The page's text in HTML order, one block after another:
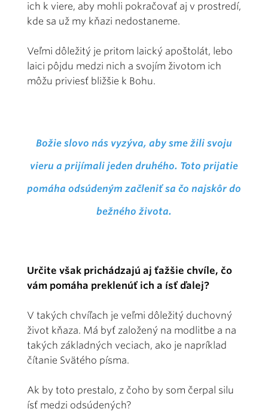
ich k viere, aby mohli pokračovať aj v prostredí,
kde sa už my kňazi nedostaneme.
Veľmi dôležitý je pritom laický apoštolát, lebo
laici pôjdu medzi nich a svojím životom ich
môžu priviesť bližšie k Bohu.
Božie slovo nás vyzýva, aby sme žili svoju
vieru a prijímali jeden druhého. Toto prijatie
pomáha odsúdeným začleniť sa čo najskôr do
bežného života.
Určite však prichádzajú aj ťažšie chvíle, čo
vám pomáha preklenúť ich a ísť ďalej?
V takých chvíľach je veľmi dôležitý duchovný
život kňaza. Má byť založený na modlitbe a na
takých základných veciach, ako je napríklad
čítanie Svätého písma.
Ak by toto prestalo, z čoho by som čerpal silu
ísť medzi odsúdených?